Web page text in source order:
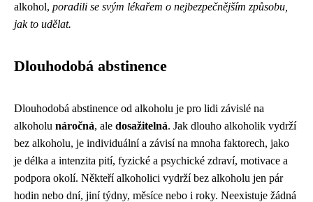
alkohol, poradili se svým lékařem o nejbezpečnějším způsobu,
jak to udělat.
Dlouhodobá abstinence
Dlouhodobá abstinence od alkoholu je pro lidi závislé na
alkoholu náročná, ale dosažitelná. Jak dlouho alkoholik vydrží
bez alkoholu, je individuální a závisí na mnoha faktorech, jako
je délka a intenzita pití, fyzické a psychické zdraví, motivace a
podpora okolí. Někteří alkoholici vydrží bez alkoholu jen pár
hodin nebo dní, jiní týdny, měsíce nebo i roky. Neexistuje žádná